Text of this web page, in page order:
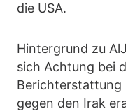
die USA.
Hintergrund zu
sich Achtung bei
Berichterstattung
gegen den Irak